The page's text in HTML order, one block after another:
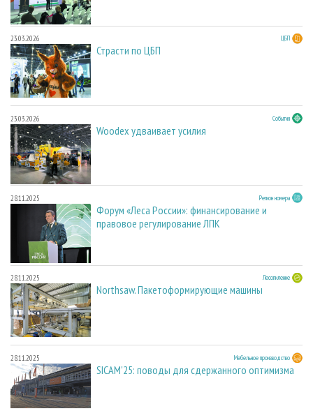
23.03.2026 ЦБП
Страсти по ЦБП
23.03.2026 События
Woodex удваивает усилия
28.11.2025 Регион номера
Форум «Леса России»: финансирование и
правовое регулирование ЛПК
28.11.2025 Лесопиление
Northsaw. Пакетоформирующие машины
28.11.2025 Мебельное производство
SICAM'25: поводы для сдержанного оптимизма